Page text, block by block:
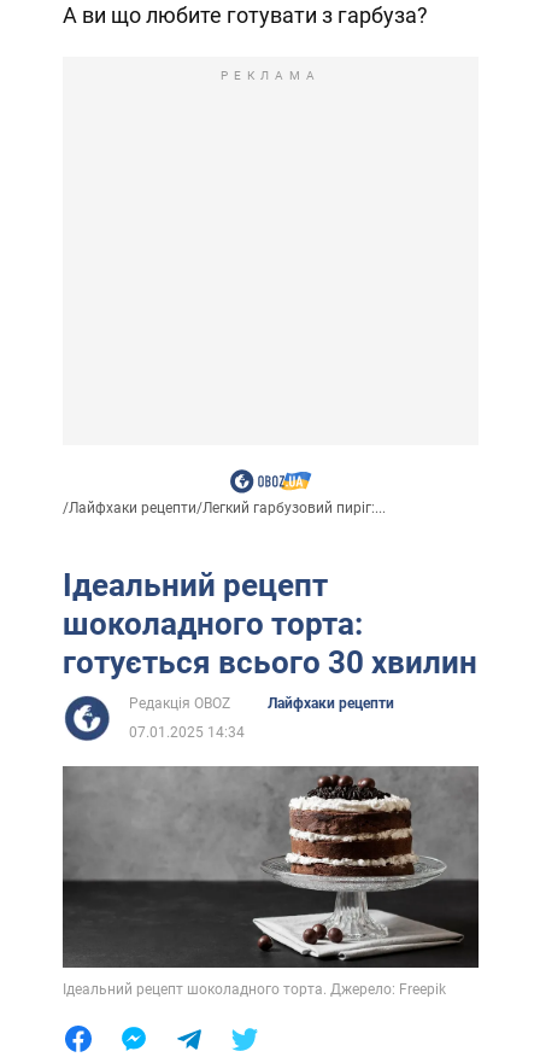
А ви що любите готувати з гарбуза?
РЕКЛАМА
/Лайфхаки рецепти/Легкий гарбузовий пиріг:...
Ідеальний рецепт
шоколадного торта:
готується всього 30 хвилин
Редакція OBOZ
Лайфхаки рецепти
07.01.2025 14:34
Ідеальний рецепт шоколадного торта. Джерело: Freepik